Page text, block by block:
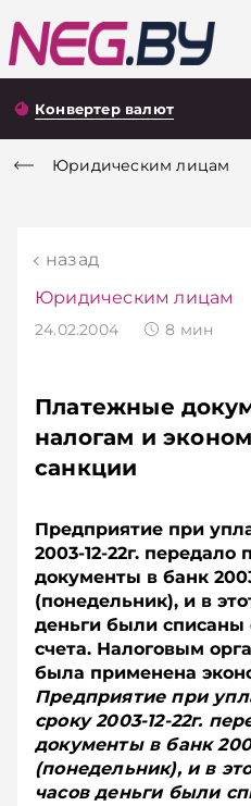
Конвертер валют
Юридическим лицам
назад
Юридическим лицам
24.02.2004 8 мин
Платежные
налогам и
санкции
Предприятие при
2003-12-22г.
документы в банк
(понедельник), и в
деньги были списаны
счета. Налоговым
была применена
Предприятие при
сроку 2003-12-22г.
документы в банк
(понедельник), и в
часов деньги были